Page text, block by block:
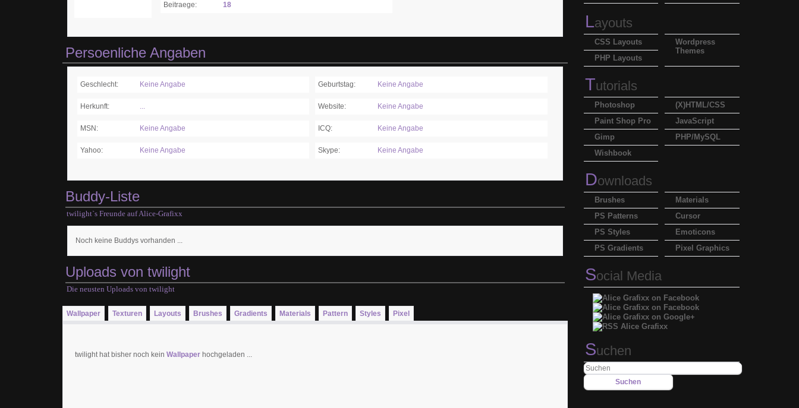
Beitraege: 18
Persoenliche Angaben
Geschlecht: Keine Angabe Geburtstag: Keine Angabe
Herkunft: ... Website: Keine Angabe
MSN: Keine Angabe ICQ: Keine Angabe
Yahoo: Keine Angabe Skype: Keine Angabe
Buddy-Liste
twilight`s Freunde auf Alice-Grafixx
Noch keine Buddys vorhanden ...
Uploads von twilight
Die neusten Uploads von twilight
Wallpaper Texturen Layouts Brushes Gradients Materials Pattern Styles Pixel
twilight hat bisher noch kein Wallpaperhochgeladen ...
Layouts
Wordpress
Themes
CSS Layouts
PHP Layouts
Tutorials
(X)HTML/CSS
JavaScript
PHP/MySQL
Photoshop
Paint Shop Pro
Gimp
Wishbook
Downloads
Materials
Cursor
Emoticons
Pixel Graphics
Brushes
PS Patterns
PS Styles
PS Gradients
Social Media
Suchen